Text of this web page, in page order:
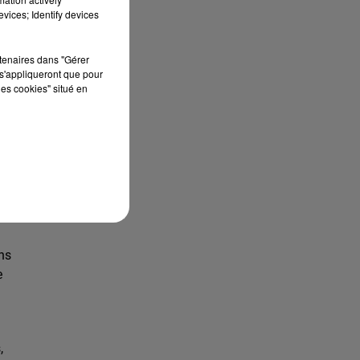
Identify devices
dans "Gérer
que pour
cookies" situé en